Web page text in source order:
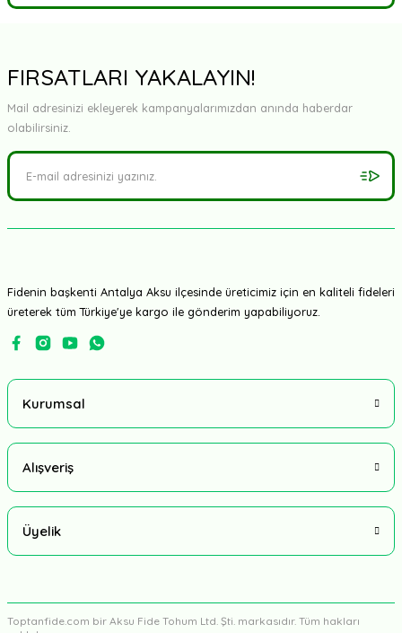
Bu ürüne ilk yorumu siz yapın!
FIRSATLARI YAKALAYIN!
Mail adresinizi ekleyerek kampanyalarımızdan anında haberdar
olabilirsiniz.
Fidenin başkenti Antalya Aksu ilçesinde üreticimiz için en kaliteli fideleri
üreterek tüm Türkiye'ye kargo ile gönderim yapabiliyoruz.
Kurumsal
Alışveriş
Üyelik
Toptanfide.com bir Aksu Fide Tohum Ltd. Şti. markasıdır. Tüm hakları